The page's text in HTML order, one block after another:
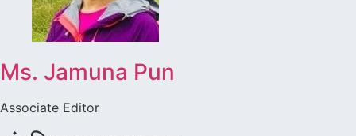
Ms. Jamuna Pun
Associate Editor